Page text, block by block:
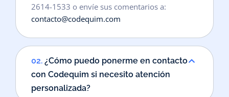
2614-1533 o envíe sus comentarios a:
contacto@codequim.com
02. ¿Cómo puedo ponerme en contacto
con Codequim si necesito atención
personalizada?